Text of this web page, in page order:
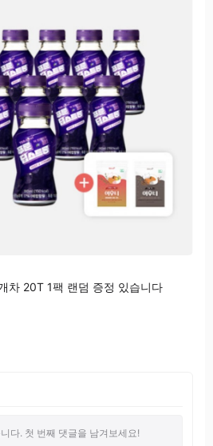
차 20T 1팩 랜덤 증정 있습니다
다. 첫 번째 댓글을 남겨보세요!